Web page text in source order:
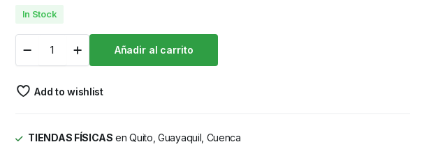
In Stock
Añadir al carrito
Add to wishlist
TIENDAS FÍSICAS en Quito, Guayaquil, Cuenca